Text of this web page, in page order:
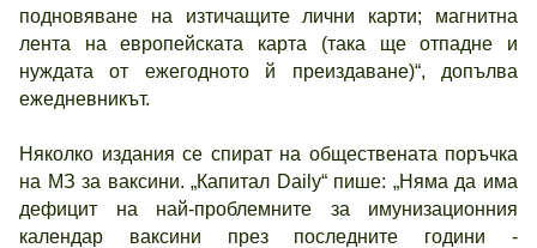
подновяване на изтичащите лични карти; магнитна
лента на европейската карта (така ще отпадне и
нуждата от ежегодното й преиздаване)“, допълва
ежедневникът.
Няколко издания се спират на обществената поръчка
на МЗ за ваксини. „Капитал Daily“ пише: „Няма да има
дефицит на най-проблемните за имунизационния
календар ваксини през последните години -